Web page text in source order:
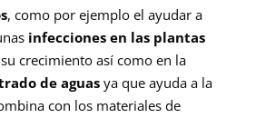
, como por ejemplo el ayudar a
infecciones en las plantas
crecimiento así como en la
de aguasya que ayuda a la
con los materiales de